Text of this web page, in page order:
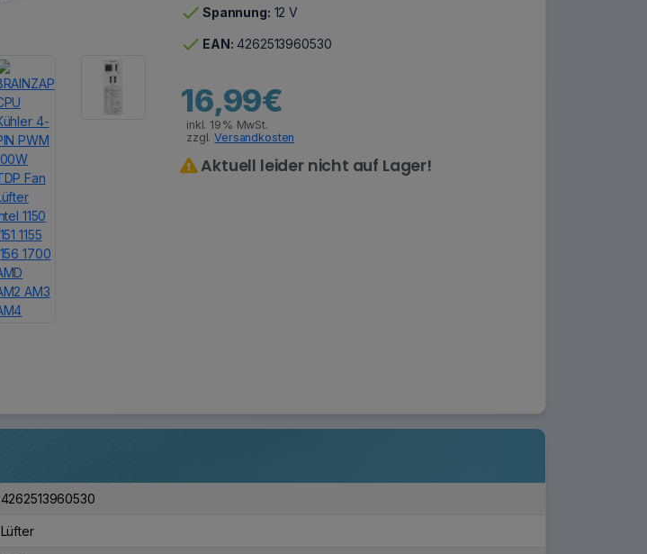
check Spannung: 12 V
check EAN: 4262513960530
16,99€
inkl. 19% MwSt.
zzgl.Versandkosten
Aktuell leider nicht auf Lager!
4262513960530
Lüfter